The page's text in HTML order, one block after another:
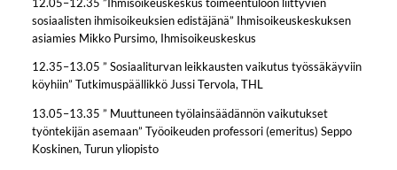
sosiaalisten ihmisoikeuksien edistäjänä” Ihmisoikeuskeskuksen
asiamies Mikko Pursimo, Ihmisoikeuskeskus
12.35–13.05 ” Sosiaaliturvan leikkausten vaikutus työssäkäyviin
köyhiin” Tutkimuspäällikkö Jussi Tervola, THL
13.05–13.35 ” Muuttuneen työlainsäädännön vaikutukset
työntekijän asemaan” Työoikeuden professori (emeritus) Seppo
Koskinen, Turun yliopisto